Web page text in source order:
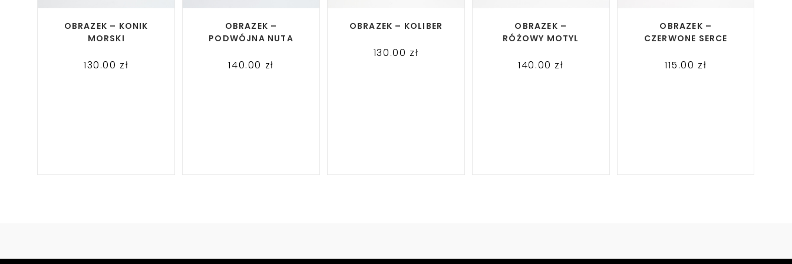
OBRAZEK – KONIK
MORSKI
130.00 zł
OBRAZEK –
PODWÓJNA NUTA
140.00 zł
OBRAZEK – KOLIBER
130.00 zł
OBRAZEK –
RÓŻOWY MOTYL
140.00 zł
OBRAZEK –
CZERWONE SERCE
115.00 zł